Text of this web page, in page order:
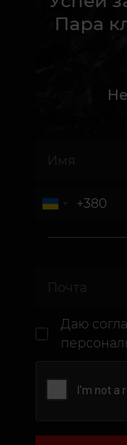
Пара
Даю